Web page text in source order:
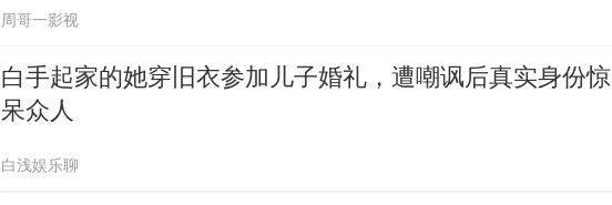
周哥一影视
白手起家的她穿旧衣参加儿子婚礼，遭嘲讽后真实身份惊
呆众人
白浅娱乐聊